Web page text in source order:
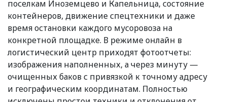
поселкам Иноземцево и Капельница, состояние
контейнеров, движение спецтехники и даже
время остановки каждого мусоровоза на
конкретной площадке. В режиме онлайн в
логистический центр приходят фотоотчеты:
изображения наполненных, а через минуту —
очищенных баков с привязкой к точному адресу
и географическим координатам. Полностью